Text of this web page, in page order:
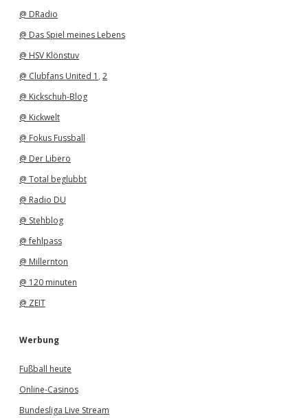
@ DRadio
@ Das Spiel meines Lebens
@ HSV Klönstuv
@ Clubfans United 1 , 2
@ Kickschuh-Blog
@ Kickwelt
@ Fokus Fussball
@ Der Libero
@ Total beglubbt
@ Radio DU
@ Stehblog
@ fehlpass
@ Millernton
@ 120 minuten
@ ZEIT
Werbung
Fußball heute
Online-Casinos
Bundesliga Live Stream